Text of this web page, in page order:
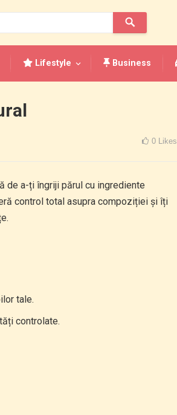
Lifestyle Business
0 Likes
de a-ți îngriji părul cu ingrediente
control total asupra compoziției și îți
tale.
controlate.